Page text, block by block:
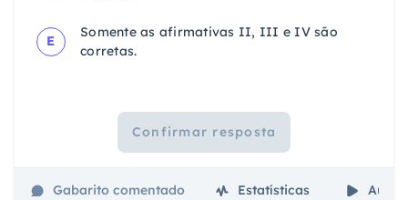
E
Somente as afirmativas II, III e IV são
corretas.
Confirmar resposta
Gabarito comentado Estatísticas Aulas